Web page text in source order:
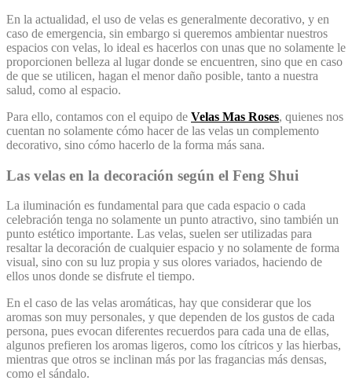
En la actualidad, el uso de velas es generalmente decorativo, y en
caso de emergencia, sin embargo si queremos ambientar nuestros
espacios con velas, lo ideal es hacerlos con unas que no solamente le
proporcionen belleza al lugar donde se encuentren, sino que en caso
de que se utilicen, hagan el menor daño posible, tanto a nuestra
salud, como al espacio.
Para ello, contamos con el equipo de Velas Mas Roses, quienes nos
cuentan no solamente cómo hacer de las velas un complemento
decorativo, sino cómo hacerlo de la forma más sana.
Las velas en la decoración según el Feng Shui
La iluminación es fundamental para que cada espacio o cada
celebración tenga no solamente un punto atractivo, sino también un
punto estético importante. Las velas, suelen ser utilizadas para
resaltar la decoración de cualquier espacio y no solamente de forma
visual, sino con su luz propia y sus olores variados, haciendo de
ellos unos donde se disfrute el tiempo.
En el caso de las velas aromáticas, hay que considerar que los
aromas son muy personales, y que dependen de los gustos de cada
persona, pues evocan diferentes recuerdos para cada una de ellas,
algunos prefieren los aromas ligeros, como los cítricos y las hierbas,
mientras que otros se inclinan más por las fragancias más densas,
como el sándalo.